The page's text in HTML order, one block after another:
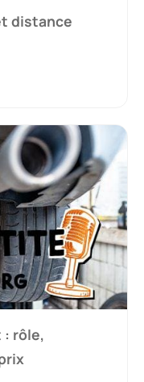
distance
: rôle,